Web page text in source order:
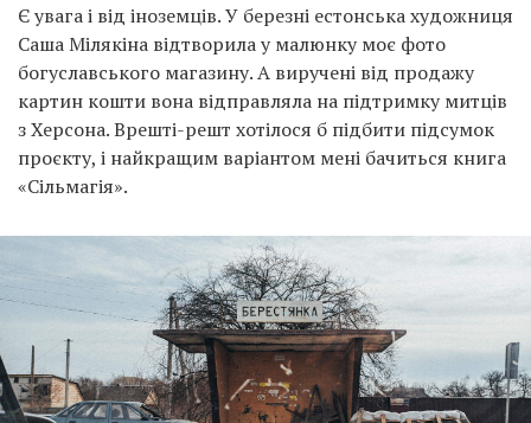
Є увага і від іноземців. У березні естонська художниця
Саша Мілякіна відтворила у малюнку моє фото
богуславського магазину. А виручені від продажу
картин кошти вона відправляла на підтримку митців
з Херсона. Врешті-решт хотілося б підбити підсумок
проєкту, і найкращим варіантом мені бачиться книга
«Сільмагія».